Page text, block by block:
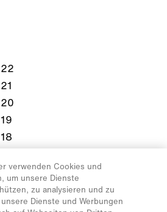
verwenden Cookies und
um unsere Dienste
zu analysieren und zu
Dienste und Werbungen